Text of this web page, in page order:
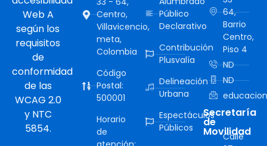
Web A
según los
requisitos
de
conformidad
de las
WCAG 2.0
y NTC
5854.
Centro,
Villavicencio,
meta,
Colombia
Código
Postal:
500001
Horario
de
Público
Declarativo
Contribución
Plusvalía
Delineación
Urbana
Espectáculos
Públicos
64,
Barrio
Centro,
Piso 4
ND
ND
Secretaría
de
Movilidad
Calle